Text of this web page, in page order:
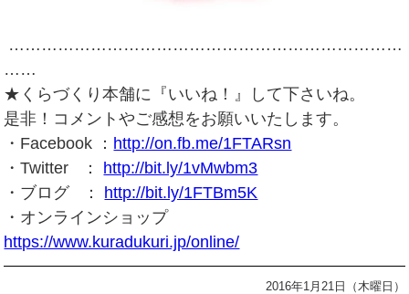
………………………………………………………………
……
★くらづくり本舗に『いいね！』して下さいね。
是非！コメントやご感想をお願いいたします。
・Facebook ： http://on.fb.me/1FTARsn
・Twitter ： http://bit.ly/1vMwbm3
・ブログ ： http://bit.ly/1FTBm5K
・オンラインショップ
https://www.kuradukuri.jp/online/
2016年1月21日（木曜日）